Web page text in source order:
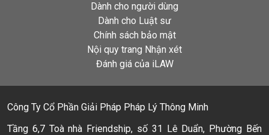
Dành cho người dùng
Dành cho Luật sư
Chính sách bảo mật
Nội quy trang Nhận xét
Đánh giá của iLAW
Công Ty Cổ Phần Giải Pháp Pháp Lý Thông Minh
Tầng 6,7 Toà nhà Friendship, số 31 Lê Duẩn, Phường Bến